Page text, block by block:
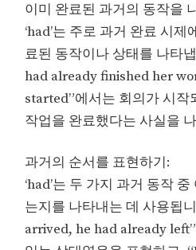
이미 완료된 과거의 동작을
‘had’는 주로 과거 완료 시
료된 동작이나 상태를 나타
had already finished her
started”에서는 회의가 시작
작업을 완료했다는 사실을
과거의 순서를 표현하기:
‘had’는 두 가지 과거 동작
는지를 나타내는 데 사용됩
arrived, he had already